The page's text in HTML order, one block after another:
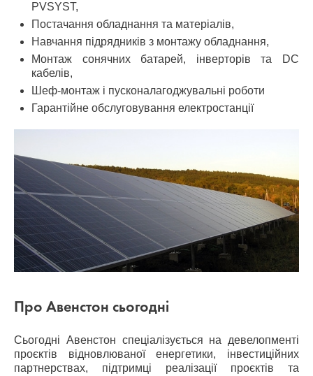
PVSYST,
Постачання обладнання та матеріалів,
Навчання підрядників з монтажу обладнання,
Монтаж сонячних батарей, інверторів та DC
кабелів,
Шеф-монтаж і пусконалагоджувальні роботи
Гарантійне обслуговування електростанції
Про Авенстон сьогодні
Сьогодні Авенстон спеціалізується на девелопменті
проєктів відновлюваної енергетики, інвестиційних
партнерствах, підтримці реалізації проєктів та